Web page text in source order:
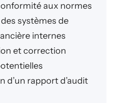
aux normes
systèmes de
internes
et correction
d’un rapport d’audit